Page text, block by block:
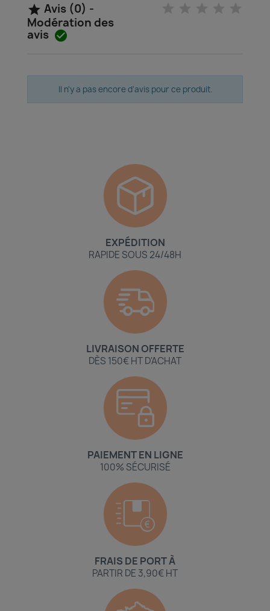
 Avis (0) -
Modération des
avis 
Il n'y a pas encore d'avis pour ce produit.
EXPÉDITION
RAPIDE SOUS 24/48H
LIVRAISON OFFERTE
DÈS 150€ HT D'ACHAT
PAIEMENT EN LIGNE
100% SÉCURISÉ
FRAIS DE PORT À
PARTIR DE 3,90€ HT